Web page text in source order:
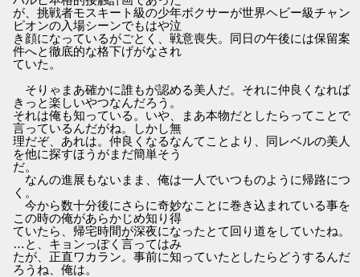
が、挑戦者モスキート級の少年ボクサーが世界ヘビー級チャン
ピオンの入場シーンでもはや泣
き顔になっているがごとく、戦意喪失。同日の午後には保留案
件へと徹底的な格下げがなされ
ていた。
そりゃまあ確かに誰もが認める美人だ。それに仲良くなれば
きっと楽しいやつなんだろう。
それは俺も知っている。いや、まあ本物だとしたらってことで
言っているんだがね。しかし無
理だぞ、あれは。仲良くなるなんてことより、同レベルの美人
を他に探すほうがまだ簡単そう
だ。
なんの進展もないまま、俺は一人でいつものように帰路につ
く。
今から数十分後にさらに奇妙なことに巻き込まれている事を
この時の俺があらかじめ知り得
ていたら、帰宅時間が深夜になったとて回り道をしていたね。
…と、キョンっぽく言ってはみ
たが、正直ワカラン。事前に知っていたとしたらどうするんだ
ろうね、俺は。